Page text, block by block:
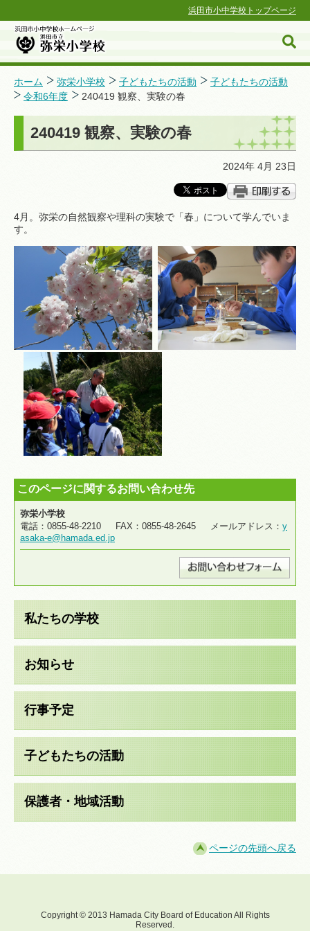
浜田市小中学校トップページ
浜田市小中学校ホームページ
ホーム 弥栄小学校 子どもたちの活動
子どもたちの活動
令和6年度
240419 観察、実験の春
240419 観察、実験の春
2024年 4月 23日
4月。弥栄の自然観察や理科の実験で「春」について学んでいま
す。
このページに関するお問い合わせ先
弥栄小学校
電話：0855-48-2210 FAX：0855-48-2645 メールアドレス： y
asaka-e@hamada.ed.jp
私たちの学校
お知らせ
行事予定
子どもたちの活動
保護者・地域活動
ページの先頭へ戻る
Copyright © 2013 Hamada City Board of Education All Rights
Reserved.